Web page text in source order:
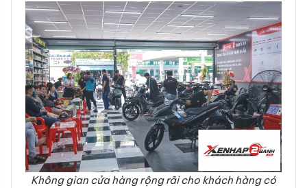
Không gian cửa hàng rộng rãi cho khách hàng có